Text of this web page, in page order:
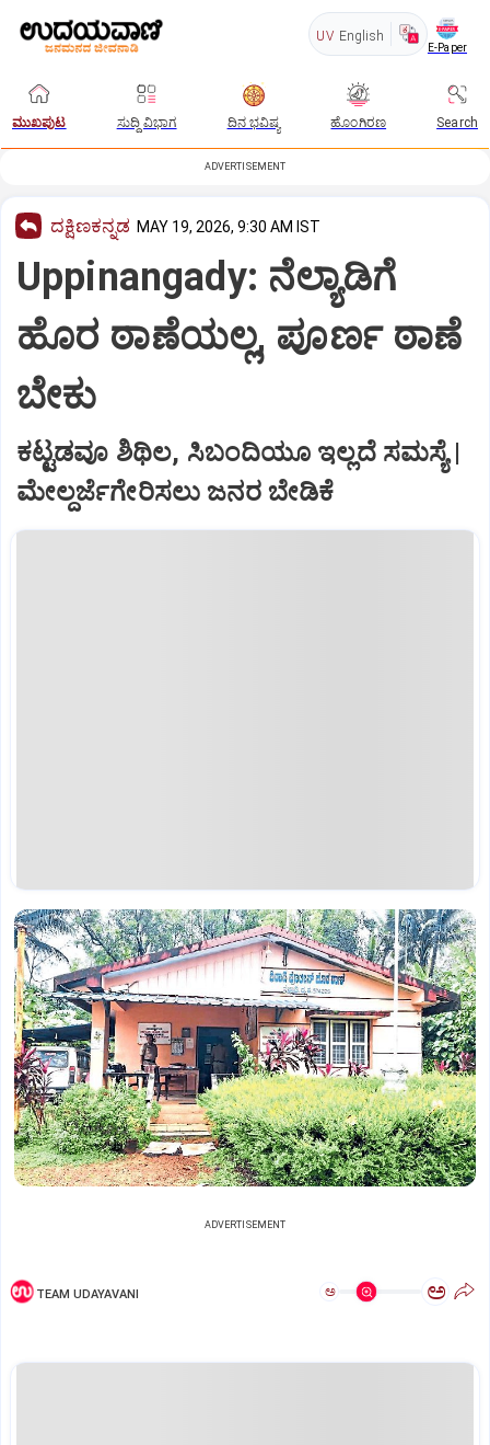
UV English
E-Paper
ಮುಖಪುಟ ಸುದ್ದಿ ವಿಭಾಗ ದಿನ ಭವಿಷ್ಯ ಹೊಂಗಿರಣ Search
ADVERTISEMENT
ದಕ್ಷಿಣಕನ್ನಡ MAY 19, 2026, 9:30 AM IST
Uppinangady: ನೆಲ್ಯಾಡಿಗೆ
ಹೊರ ಠಾಣೆಯಲ್ಲ, ಪೂರ್ಣ ಠಾಣೆ
ಬೇಕು
ಕಟ್ಟಡವೂ ಶಿಥಿಲ, ಸಿಬಂದಿಯೂ ಇಲ್ಲದೆ ಸಮಸ್ಯೆ |
ಮೇಲ್ದರ್ಜೆಗೇರಿಸಲು ಜನರ ಬೇಡಿಕೆ
ADVERTISEMENT
TEAM UDAYAVANI ಅ ಅ